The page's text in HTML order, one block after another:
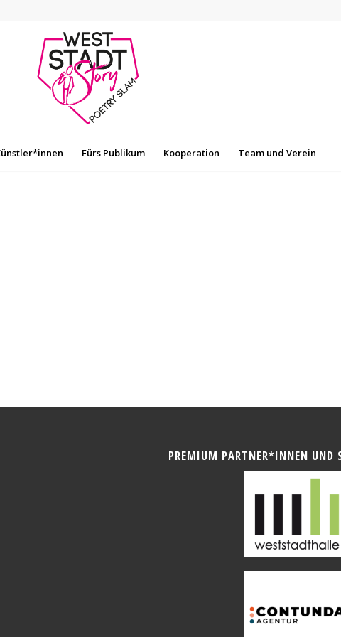
Fürs Publikum Kooperation Team und Verein
PREMIUM PARTNER*INNEN UND